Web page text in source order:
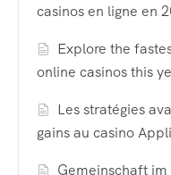
casinos en ligne en
Explore the
online casinos this
Les stratégies
gains au casino
Gemeinschaft